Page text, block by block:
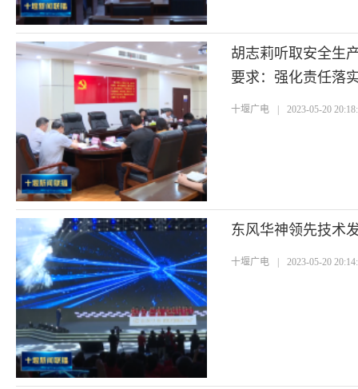
胡志莉听取安全生
要求：强化责任落
十堰广电 2023-05-20
东风华神领先技术
十堰广电 2023-05-20